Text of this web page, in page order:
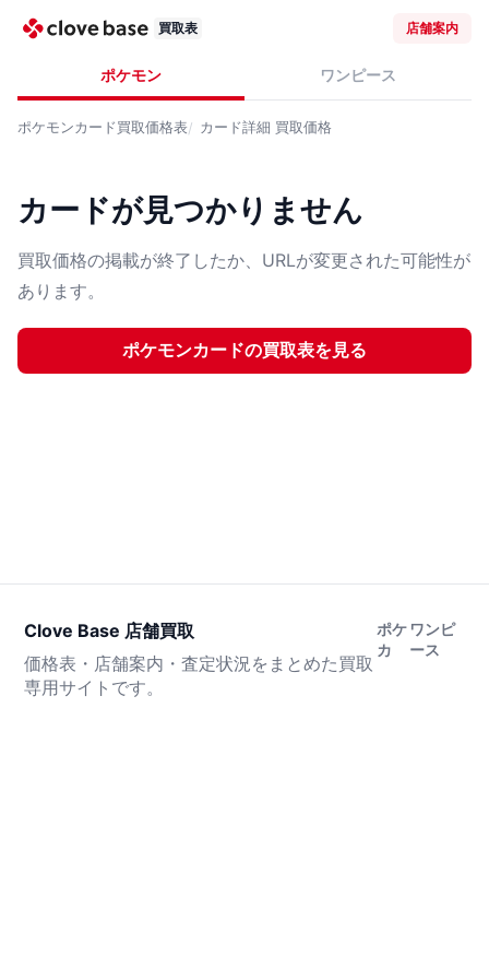
買取表 店舗案内
ポケモン ワンピース
ポケモンカード買取価格表 カード詳細 買取価格
カードが見つかりません
買取価格の掲載が終了したか、URLが変更された可能性が
あります。
ポケモンカードの買取表を見る
Clove Base 店舗買取
価格表・店舗案内・査定状況をまとめた買取
専用サイトです。
ポケ
カ
ワンピ
ース